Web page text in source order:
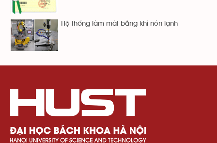
Hệ thống làm mát bằng khí nén lạnh